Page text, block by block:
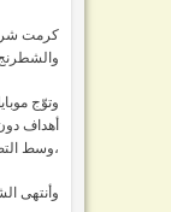
كرمت
والشطرنج" والتي
وتوّج
أهداف
،وسط
وأنتهى